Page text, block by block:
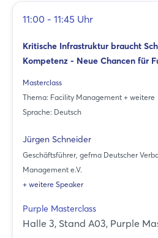
11:00 - 11:45 Uhr
Kritische Infrastruktur braucht
Kompetenz - Neue Chancen für
Masterclass
Thema: Facility Management + weitere
Sprache: Deutsch
Jürgen Schneider
Geschäftsführer, gefma Deutscher
Management e.V.
+ weitere Speaker
Purple Masterclass
Halle 3, Stand A03, Purple